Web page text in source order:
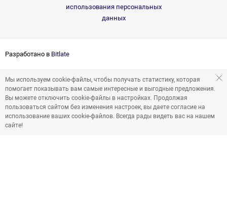
использования персональных
данных
Разработано в Bitlate
Мы используем cookie-файлы, чтобы получать статистику, которая
помогает показывать вам самые интересные и выгодные предложения.
Вы можете отключить cookie-файлы в настройках. Продолжая
пользоваться сайтом без изменения настроек, вы даете согласие на
использование ваших cookie-файлов. Всегда рады видеть вас на нашем
сайте!